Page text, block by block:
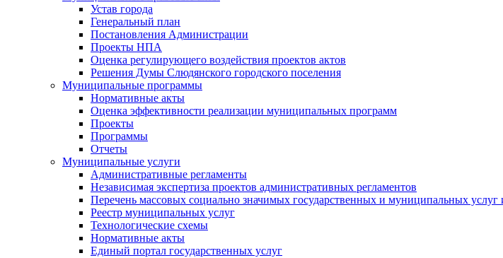
Устав города
Генеральный план
Постановления Администрации
Проекты НПА
Оценка регулирующего воздействия проектов актов
Решения Думы Слюдянского городского поселения
Муниципальные программы
Нормативные акты
Оценка эффективности реализации муниципальных программ
Проекты
Программы
Отчеты
Муниципальные услуги
Административные регламенты
Независимая экспертиза проектов административных регламентов
Перечень массовых социально значимых государственных и муниципальных услуг
Реестр муниципальных услуг
Технологические схемы
Нормативные акты
Единый портал государственных услуг